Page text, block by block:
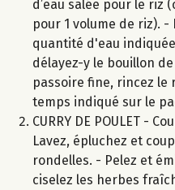
d’eau salée pour le riz
pour 1 volume de riz).
quantité d'eau
délayez-y le bouillon de
passoire fine, rincez le
temps indiqué sur le
CURRY DE POULET -
Lavez, épluchez et
rondelles. - Pelez et
ciselez les herbes